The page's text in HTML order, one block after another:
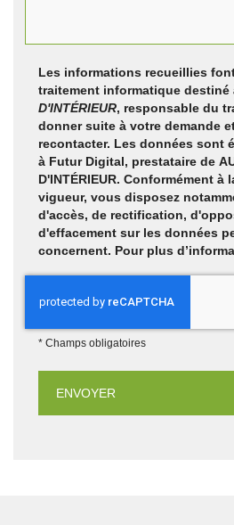
Les informations recueillies font
traitement informatique destiné
D'INTÉRIEUR, responsable du
donner suite à votre demande
recontacter. Les données sont
à Futur Digital, prestataire de
D'INTÉRIEUR. Conformément à
vigueur, vous disposez
d'accès, de rectification,
d'effacement sur les données
concernent. Pour plus
* Champs obligatoires